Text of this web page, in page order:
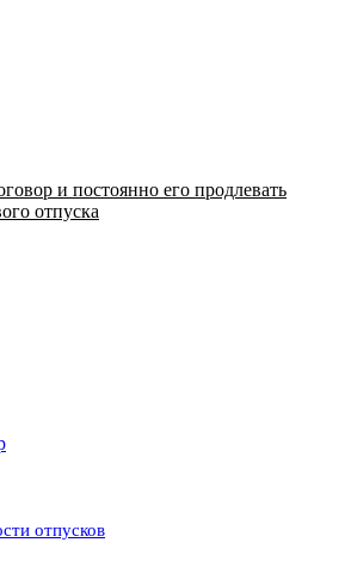
и постоянно его продлевать
отпуска
отпусков